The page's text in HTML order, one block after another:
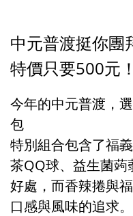
中元普渡挺你團
特價只要500元！
今年的中元普渡，
包
特別組合包含了福
茶QQ球、益生菌蒟
好處，而香辣捲與
口感與風味的追求。